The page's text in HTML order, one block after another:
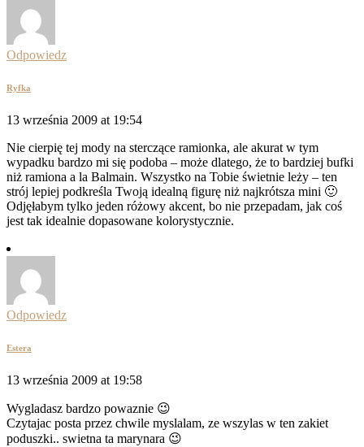
Odpowiedz
Ryfka
13 września 2009 at 19:54
Nie cierpię tej mody na sterczące ramionka, ale akurat w tym
wypadku bardzo mi się podoba – może dlatego, że to bardziej bufki
niż ramiona a la Balmain. Wszystko na Tobie świetnie leży – ten
strój lepiej podkreśla Twoją idealną figurę niż najkrótsza mini 🙂
Odjęłabym tylko jeden różowy akcent, bo nie przepadam, jak coś
jest tak idealnie dopasowane kolorystycznie.
Odpowiedz
Estera
13 września 2009 at 19:58
Wygladasz bardzo powaznie 😉
Czytajac posta przez chwile myslalam, ze wszylas w ten zakiet
poduszki.. swietna ta marynara 😉